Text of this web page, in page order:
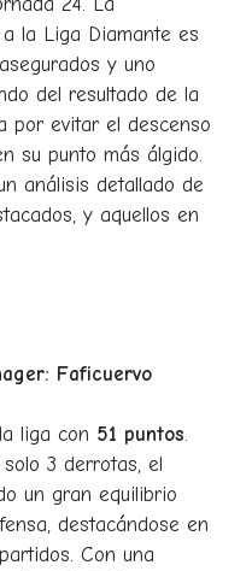
24. La
la Liga Diamante es
y uno
del resultado de la
por evitar el descenso
su punto más álgido.
análisis detallado de
y aquellos en
Faficuervo
liga con 51 puntos.
3 derrotas, el
un gran equilibrio
destacándose en
Con una